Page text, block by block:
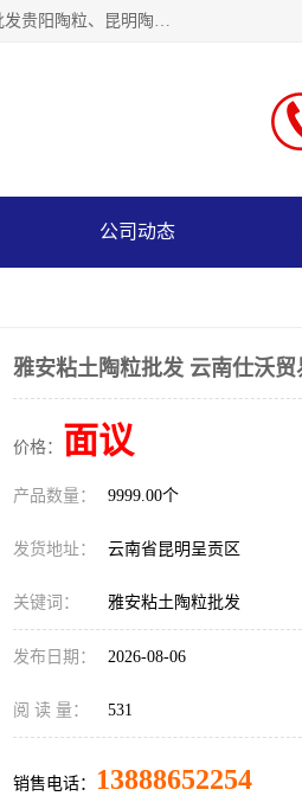
云南仕沃贸易有限公司是一家贵州陶粒生产厂家，陶粒业务覆盖贵阳、昆明、四川、云南、重庆等区域。批发贵阳陶粒、昆明陶粒、四川陶粒、云南陶粒、重庆陶粒，服务热线：*。仕沃贸易建材致力于建筑产业化、绿色建筑体系、产品和系统应用解决方案的企业。研发生产、销售和推广绿色建筑体系、建筑产业化体系的各种环保建筑产品。
公司动态
雅安粘土陶粒批发 云南仕沃贸
价格： 面议
产品数量： 9999.00个
发货地址： 云南省昆明呈贡区
关键词： 雅安粘土陶粒批发
发布日期： 2026-08-06
阅 读 量： 531
销售电话： 13888652254